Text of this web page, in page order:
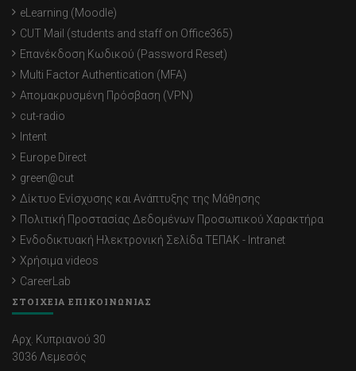
eLearning (Moodle)
CUT Mail (students and staff on Office365)
Επανέκδοση Κωδικού (Password Reset)
Multi Factor Authentication (MFA)
Απομακρυσμένη Πρόσβαση (VPN)
cut-radio
Intent
Europe Direct
green@cut
Δίκτυο Ενίσχυσης και Ανάπτυξης της Μάθησης
Πολιτική Προστασίας Δεδομένων Προσωπικού Χαρακτήρα
Ενδοδικτυακή Ηλεκτρονική Σελίδα ΤΕΠΑΚ - Intranet
Χρήσιμα videos
CareerLab
ΣΤΟΙΧΕΙΑ ΕΠΙΚΟΙΝΩΝΙΑΣ
Αρχ. Κυπριανού 30
3036 Λεμεσός